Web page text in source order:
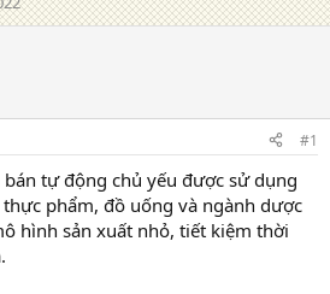
#1
tự động chủ yếu được sử dụng
phẩm, đồ uống và ngành dược
hình sản xuất nhỏ, tiết kiệm thời